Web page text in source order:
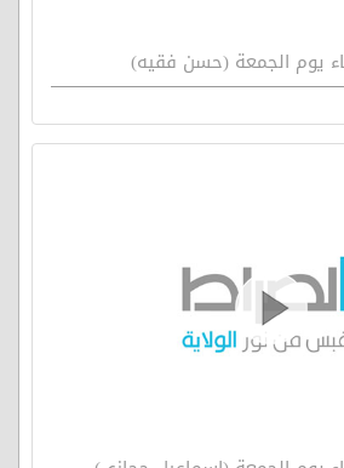
يوم الجمعة (حسن فقيه)